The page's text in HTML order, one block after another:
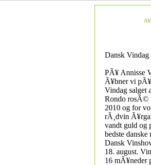
Dansk Vindag
PÃ¥ Annisse
Ã¥bner vi
Vindag salget
Rondo rosÃ©
2010 og for
rÃ¸dvin
vandt guld og
bedste
Dansk
18. august.
16 mÃ¥neder